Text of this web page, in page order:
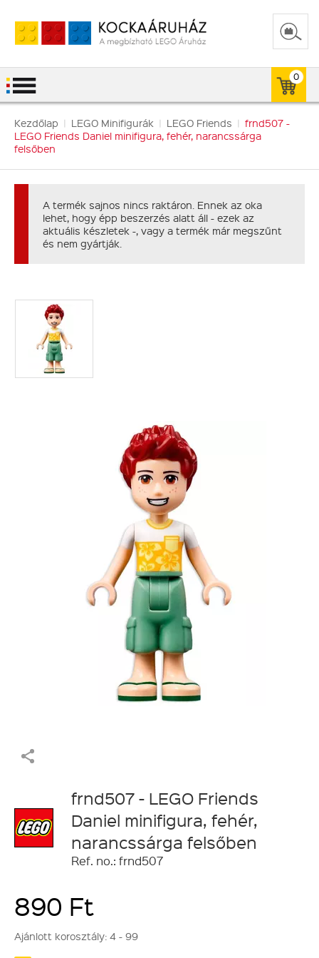
0
Kezdőlap | LEGO Minifigurák | LEGO Friends | frnd507 -
LEGO Friends Daniel minifigura, fehér, narancssárga
felsőben
A termék sajnos nincs raktáron. Ennek az oka
lehet, hogy épp beszerzés alatt áll - ezek az
aktuális készletek -, vagy a termék már megszűnt
és nem gyártják.
frnd507 - LEGO Friends
Daniel minifigura, fehér,
narancssárga felsőben
Ref. no.: frnd507
890 Ft
Ajánlott korosztály: 4 - 99